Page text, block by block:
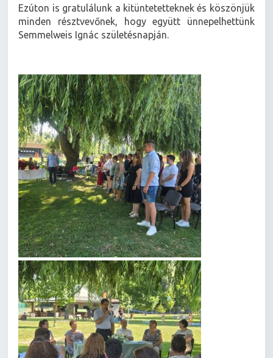
Ezúton is gratulálunk a kitüntetetteknek és köszönjük
minden résztvevőnek, hogy együtt ünnepelhettünk
Semmelweis Ignác születésnapján.